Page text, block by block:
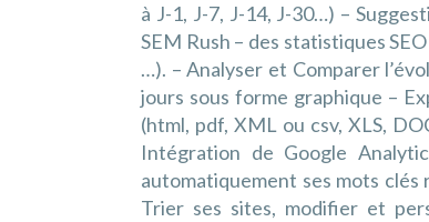
à J-1, J-7, J-14, J-30…) –
SEM Rush – des statistiques
…). – Analyser et Comparer
jours sous forme graphique –
(html, pdf, XML ou csv, XLS,
Intégration de Google
automatiquement ses mots
Trier ses sites, modifier et